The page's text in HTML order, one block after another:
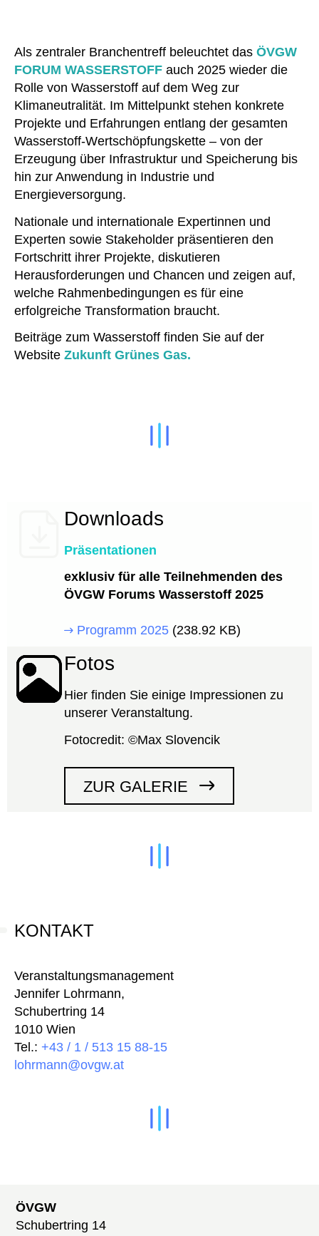
Als zentraler Branchentreff beleuchtet das ÖVGW
FORUM WASSERSTOFF auch 2025 wieder die
Rolle von Wasserstoff auf dem Weg zur
Klimaneutralität. Im Mittelpunkt stehen konkrete
Projekte und Erfahrungen entlang der gesamten
Wasserstoff-Wertschöpfungskette – von der
Erzeugung über Infrastruktur und Speicherung bis
hin zur Anwendung in Industrie und
Energieversorgung.
Nationale und internationale Expertinnen und
Experten sowie Stakeholder präsentieren den
Fortschritt ihrer Projekte, diskutieren
Herausforderungen und Chancen und zeigen auf,
welche Rahmenbedingungen es für eine
erfolgreiche Transformation braucht.
Beiträge zum Wasserstoff finden Sie auf der
Website Zukunft Grünes Gas.
Downloads
Präsentationen
exklusiv für alle Teilnehmenden des
ÖVGW Forums Wasserstoff 2025
Programm 2025 (238.92 KB)
Fotos
Hier finden Sie einige Impressionen zu
unserer Veranstaltung.
Fotocredit: ©Max Slovencik
ZUR GALERIE
KONTAKT
Veranstaltungsmanagement
Jennifer Lohrmann,
Schubertring 14
1010 Wien
Tel.: +43 / 1 / 513 15 88-15
lohrmann@ovgw.at
ÖVGW
Schubertring 14